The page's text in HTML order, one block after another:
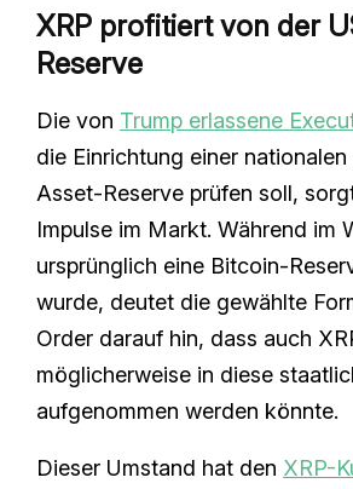
XRP profitiert von der
Reserve
Die von Trump erlassene
die Einrichtung einer
Asset-Reserve prüfen soll,
Impulse im Markt. Während im
ursprünglich eine Bitcoin-
wurde, deutet die gewählte
Order darauf hin, dass auch
möglicherweise in diese
aufgenommen werden könnte.
Dieser Umstand hat den XRP-